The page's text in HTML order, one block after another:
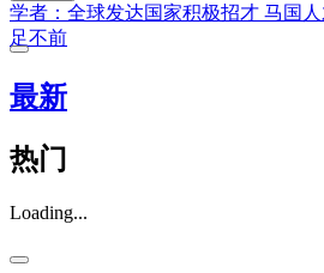
学者：全球发达国家积极招才 马国
足不前
最新
热门
Loading...